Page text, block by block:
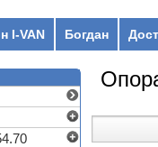
I-VAN Богдан